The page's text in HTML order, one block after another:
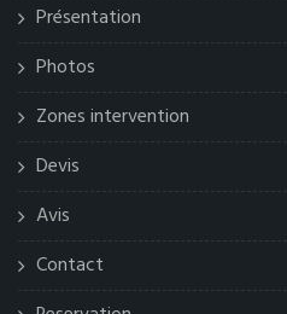
Présentation
Photos
Zones intervention
Devis
Avis
Contact